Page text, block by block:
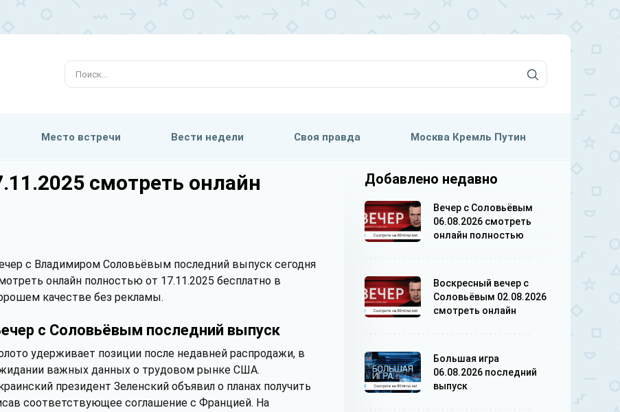
Место встречи Вести недели Своя правда Москва Кремль Путин
смотреть онлайн
с Владимиром Соловьёвым последний выпуск сегодня
онлайн полностью от 17.11.2025 бесплатно в
качестве без рекламы.
с Соловьёвым последний выпуск
удерживает позиции после недавней распродажи, в
важных данных о трудовом рынке США.
президент Зеленский объявил о планах получить
соответствующее соглашение с Францией. На
Добавлено недавно
Вечер с Соловьёвым
06.08.2026 смотреть
онлайн полностью
Воскресный вечер с
Соловьёвым 02.08.2026
смотреть онлайн
Большая игра
06.08.2026 последний
выпуск